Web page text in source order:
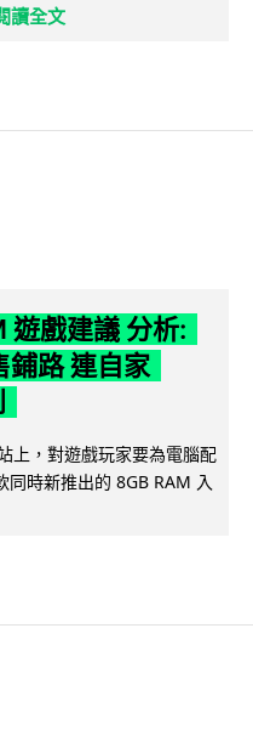
讀全文
遊戲建議 分析:
路 連自家
上，對遊戲玩家要為電腦配
同時新推出的 8GB RAM 入